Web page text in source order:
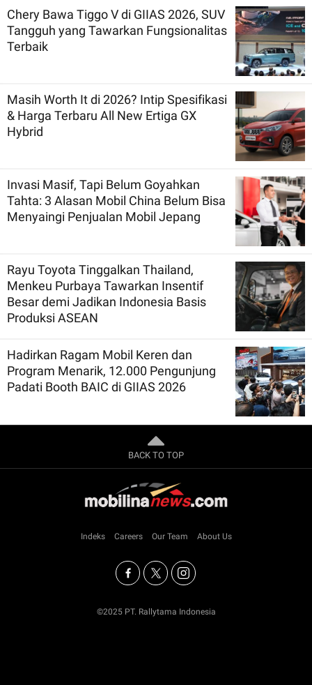
Chery Bawa Tiggo V di GIIAS 2026, SUV
Tangguh yang Tawarkan Fungsionalitas
Terbaik
Masih Worth It di 2026? Intip Spesifikasi
& Harga Terbaru All New Ertiga GX
Hybrid
Invasi Masif, Tapi Belum Goyahkan
Tahta: 3 Alasan Mobil China Belum Bisa
Menyaingi Penjualan Mobil Jepang
Rayu Toyota Tinggalkan Thailand,
Menkeu Purbaya Tawarkan Insentif
Besar demi Jadikan Indonesia Basis
Produksi ASEAN
Hadirkan Ragam Mobil Keren dan
Program Menarik, 12.000 Pengunjung
Padati Booth BAIC di GIIAS 2026
BACK TO TOP
Indeks Careers Our Team About Us
©2025 PT. Rallytama Indonesia